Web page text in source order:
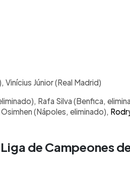
Júnior (Real Madrid)
Rafa Silva (Benfica,
(Nápoles, eliminado),
de Campeones